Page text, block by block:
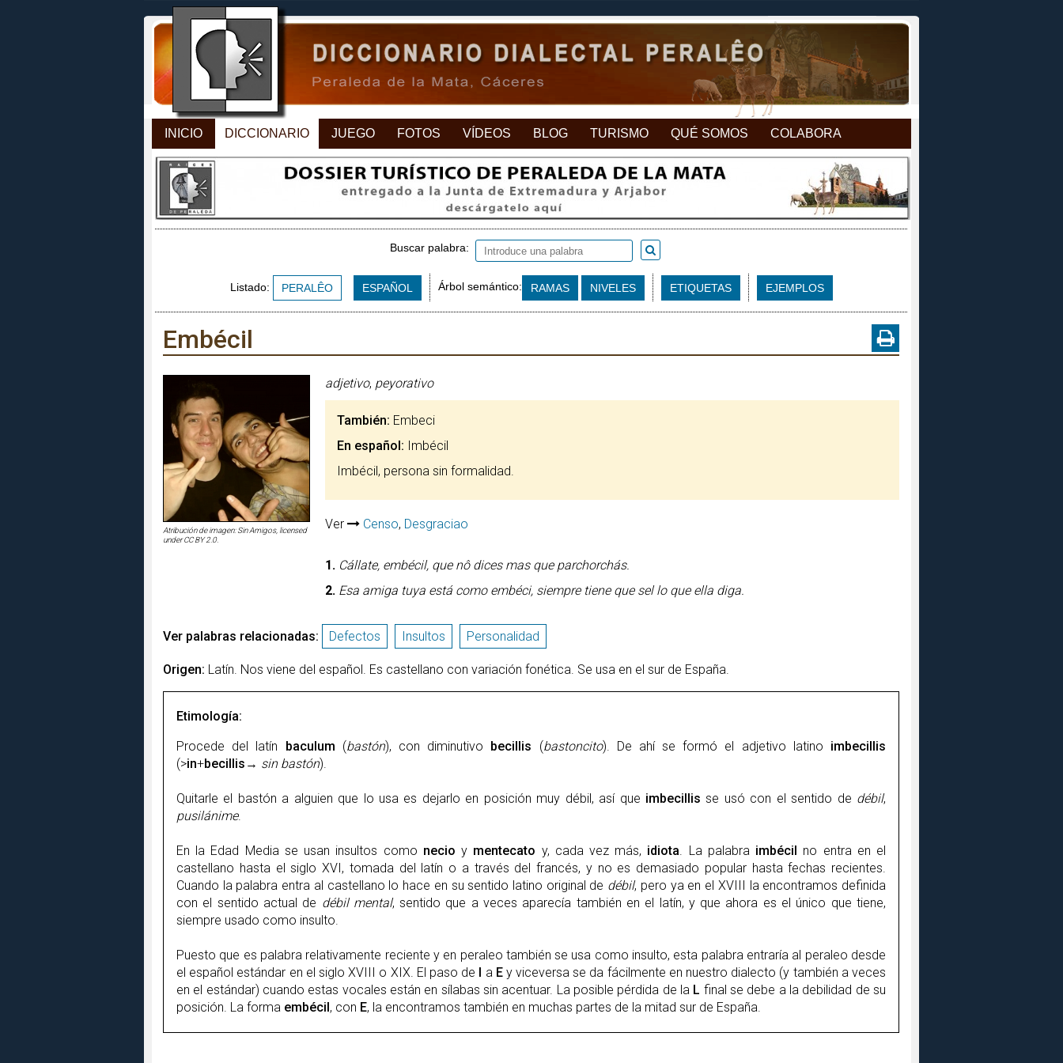
INICIO DICCIONARIO JUEGO FOTOS VÍDEOS BLOG TURISMO QUÉ SOMOS COLABORA
Buscar palabra:
Listado: PERALÊO ESPAÑOL Árbol semántico: RAMAS NIVELES ETIQUETAS EJEMPLOS
Embécil
Atribución de imagen: Sin Amigos, licensed
under CC BY 2.0.
adjetivo, peyorativo
También: Embeci
En español: Imbécil
Imbécil, persona sin formalidad.
Ver Censo, Desgraciao
1. Cállate, embécil, que nô dices mas que parchorchás.
2. Esa amiga tuya está como embéci, siempre tiene que sel lo que ella diga.
Ver palabras relacionadas: Defectos Insultos Personalidad
Origen: Latín. Nos viene del español. Es castellano con variación fonética. Se usa en el sur de España.
Etimología:
Procede del latín baculum (bastón), con diminutivo becillis (bastoncito). De ahí se formó el adjetivo latino imbecillis
(>in+becillis→ sin bastón).
Quitarle el bastón a alguien que lo usa es dejarlo en posición muy débil, así que imbecillisse usó con el sentido de débil,
pusilánime.
En la Edad Media se usan insultos como necioy mentecato y, cada vez más, idiota. La palabra imbécil no entra en el
castellano hasta el siglo XVI, tomada del latín o a través del francés, y no es demasiado popular hasta fechas recientes.
Cuando la palabra entra al castellano lo hace en su sentido latino original de débil, pero ya en el XVIII la encontramos definida
con el sentido actual de débil mental, sentido que a veces aparecía también en el latín, y que ahora es el único que tiene,
siempre usado como insulto.
Puesto que es palabra relativamente reciente y en peraleo también se usa como insulto, esta palabra entraría al peraleo desde
el español estándar en el siglo XVIII o XIX. El paso de I a Ey viceversa se da fácilmente en nuestro dialecto (y también a veces
en el estándar) cuando estas vocales están en sílabas sin acentuar. La posible pérdida de la L final se debe a la debilidad de su
posición. La forma embécil, con E, la encontramos también en muchas partes de la mitad sur de España.